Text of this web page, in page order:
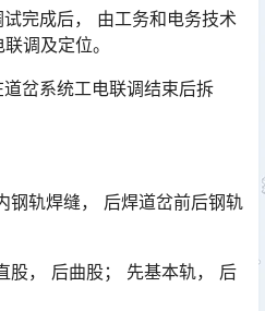
试完成后， 由工务和电务技术
调及定位。
道岔系统工电联调结束后拆
钢轨焊缝， 后焊道岔前后钢轨
股， 后曲股； 先基本轨， 后